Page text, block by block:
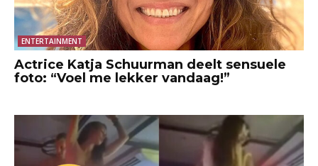
ENTERTAINMENT
Actrice Katja Schuurman deelt sensuele
foto: “Voel me lekker vandaag!”